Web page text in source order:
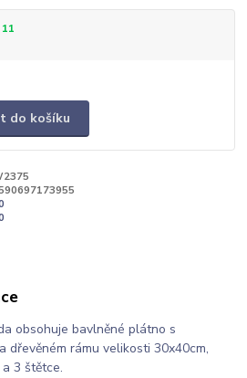
do košíku
obsohuje bavlněné plátno s
dřevěném rámu velikosti 30x40cm,
3 štětce.